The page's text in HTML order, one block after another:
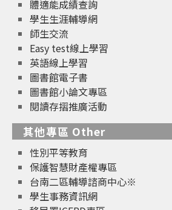
體適能成績查詢
學生生涯輔導網
師生交流
Easy test線上學習
英語線上學習
圖書館電子書
圖書館小論文專區
閱讀存摺推廣活動
其他專區 Other
性別平等教育
保護智慧財產權專區
台南二區輔導諮商中心※
學生事務資訊網